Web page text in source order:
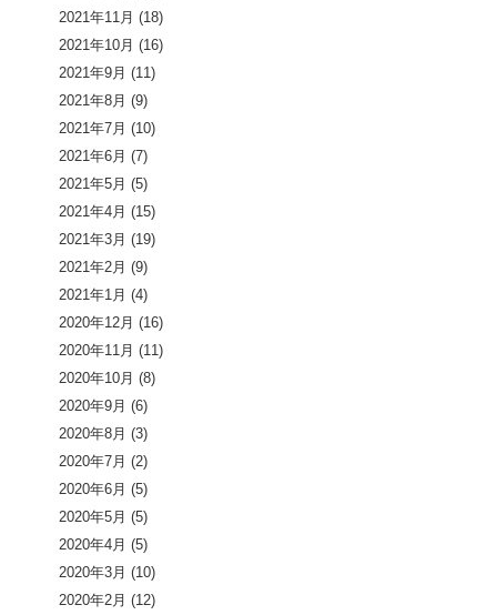
2021年11月 (18)
2021年10月 (16)
2021年9月 (11)
2021年8月 (9)
2021年7月 (10)
2021年6月 (7)
2021年5月 (5)
2021年4月 (15)
2021年3月 (19)
2021年2月 (9)
2021年1月 (4)
2020年12月 (16)
2020年11月 (11)
2020年10月 (8)
2020年9月 (6)
2020年8月 (3)
2020年7月 (2)
2020年6月 (5)
2020年5月 (5)
2020年4月 (5)
2020年3月 (10)
2020年2月 (12)